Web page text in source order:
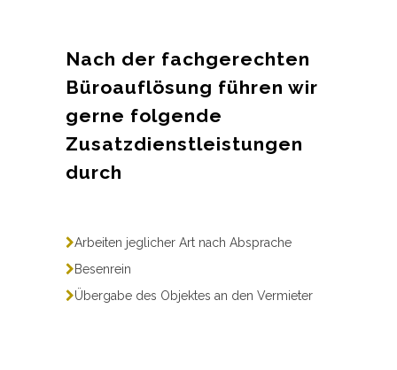
Nach der fachgerechten
Büroauflösung führen wir
gerne folgende
Zusatzdienstleistungen
durch
Arbeiten jeglicher Art nach Absprache
Besenrein
Übergabe des Objektes an den Vermieter